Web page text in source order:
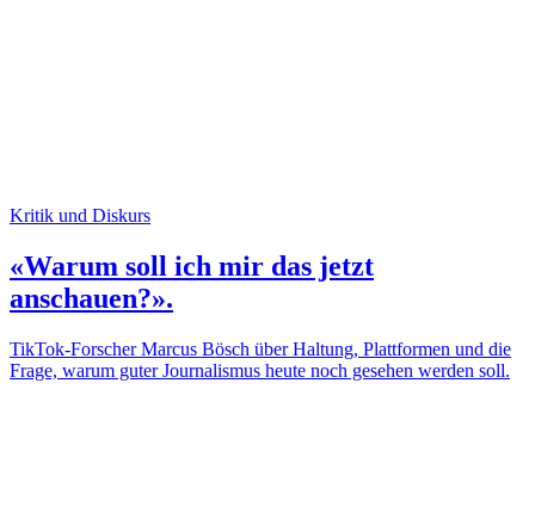
Kritik und Diskurs
«Warum soll ich mir das jetzt
anschauen?».
TikTok-Forscher Marcus Bösch über Haltung, Plattformen und die
Frage, warum guter Journalismus heute noch gesehen werden soll.